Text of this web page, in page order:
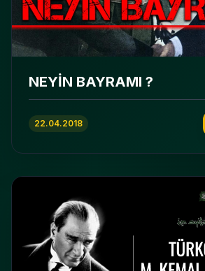
NEYİN BAYRAMI ?
22.04.2018